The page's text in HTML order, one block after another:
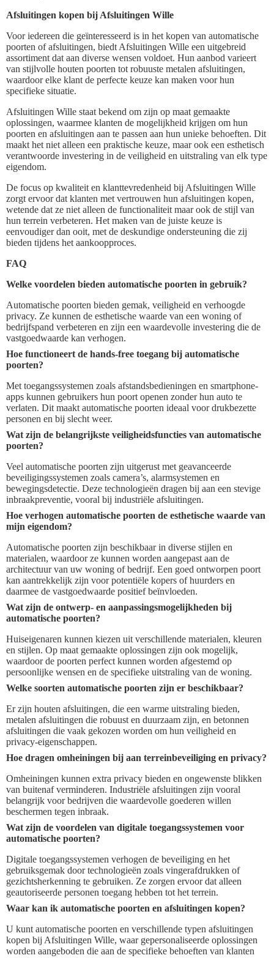
Afsluitingen kopen bij Afsluitingen Wille
Voor iedereen die geïnteresseerd is in het kopen van automatische
poorten of afsluitingen, biedt Afsluitingen Wille een uitgebreid
assortiment dat aan diverse wensen voldoet. Hun aanbod varieert
van stijlvolle houten poorten tot robuuste metalen afsluitingen,
waardoor elke klant de perfecte keuze kan maken voor hun
specifieke situatie.
Afsluitingen Wille staat bekend om zijn op maat gemaakte
oplossingen, waarmee klanten de mogelijkheid krijgen om hun
poorten en afsluitingen aan te passen aan hun unieke behoeften. Dit
maakt het niet alleen een praktische keuze, maar ook een esthetisch
verantwoorde investering in de veiligheid en uitstraling van elk type
eigendom.
De focus op kwaliteit en klanttevredenheid bij Afsluitingen Wille
zorgt ervoor dat klanten met vertrouwen hun afsluitingen kopen,
wetende dat ze niet alleen de functionaliteit maar ook de stijl van
hun terrein verbeteren. Het maken van de juiste keuze is
eenvoudiger dan ooit, met de deskundige ondersteuning die zij
bieden tijdens het aankoopproces.
FAQ
Welke voordelen bieden automatische poorten in gebruik?
Automatische poorten bieden gemak, veiligheid en verhoogde
privacy. Ze kunnen de esthetische waarde van een woning of
bedrijfspand verbeteren en zijn een waardevolle investering die de
vastgoedwaarde kan verhogen.
Hoe functioneert de hands-free toegang bij automatische
poorten?
Met toegangssystemen zoals afstandsbedieningen en smartphone-
apps kunnen gebruikers hun poort openen zonder hun auto te
verlaten. Dit maakt automatische poorten ideaal voor drukbezette
personen en bij slecht weer.
Wat zijn de belangrijkste veiligheidsfuncties van automatische
poorten?
Veel automatische poorten zijn uitgerust met geavanceerde
beveiligingssystemen zoals camera’s, alarmsystemen en
bewegingsdetectie. Deze technologieën dragen bij aan een stevige
inbraakpreventie, vooral bij industriële afsluitingen.
Hoe verhogen automatische poorten de esthetische waarde van
mijn eigendom?
Automatische poorten zijn beschikbaar in diverse stijlen en
materialen, waardoor ze kunnen worden aangepast aan de
architectuur van uw woning of bedrijf. Een goed ontworpen poort
kan aantrekkelijk zijn voor potentiële kopers of huurders en
daarmee de vastgoedwaarde positief beïnvloeden.
Wat zijn de ontwerp- en aanpassingsmogelijkheden bij
automatische poorten?
Huiseigenaren kunnen kiezen uit verschillende materialen, kleuren
en stijlen. Op maat gemaakte oplossingen zijn ook mogelijk,
waardoor de poorten perfect kunnen worden afgestemd op
persoonlijke wensen en de specifieke uitstraling van de woning.
Welke soorten automatische poorten zijn er beschikbaar?
Er zijn houten afsluitingen, die een warme uitstraling bieden,
metalen afsluitingen die robuust en duurzaam zijn, en betonnen
afsluitingen die vaak gekozen worden om hun veiligheid en
privacy-eigenschappen.
Hoe dragen omheiningen bij aan terreinbeveiliging en privacy?
Omheiningen kunnen extra privacy bieden en ongewenste blikken
van buitenaf verminderen. Industriële afsluitingen zijn vooral
belangrijk voor bedrijven die waardevolle goederen willen
beschermen tegen inbraak.
Wat zijn de voordelen van digitale toegangssystemen voor
automatische poorten?
Digitale toegangssystemen verhogen de beveiliging en het
gebruiksgemak door technologieën zoals vingerafdrukken of
gezichtsherkenning te gebruiken. Ze zorgen ervoor dat alleen
geautoriseerde personen toegang hebben tot het terrein.
Waar kan ik automatische poorten en afsluitingen kopen?
U kunt automatische poorten en verschillende typen afsluitingen
kopen bij Afsluitingen Wille, waar gepersonaliseerde oplossingen
worden aangeboden die aan de specifieke behoeften van klanten